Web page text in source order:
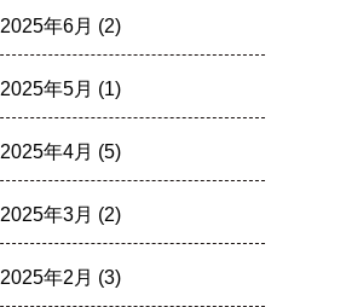
2025年6月 (2)
2025年5月 (1)
2025年4月 (5)
2025年3月 (2)
2025年2月 (3)